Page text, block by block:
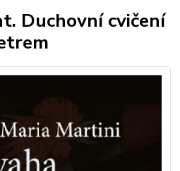
Duchovní cvičení